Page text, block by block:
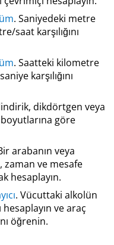
. Saniyedeki metre
saat karşılığını
. Saatteki kilometre
karşılığını
dikdörtgen veya
göre
arabanın veya
zaman ve mesafe
hesaplayın.
. Vücuttaki alkolün
hesaplayın ve araç
öğrenin.